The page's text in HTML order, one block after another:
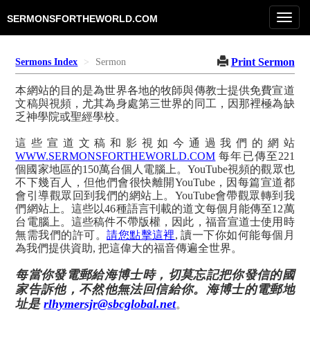
SERMONSFORTHEWORLD.COM
Sermons Index Sermon Print Sermon
本網站的目的是為世界各地的牧師與傳教士提供免費宣道
文稿與視頻，尤其為身處第三世界的同工，因那裡極為缺
乏神學院或聖經學校。
這些宣道文稿和影視如今通過我們的網站
WWW.SERMONSFORTHEWORLD.COM 每年已傳至221
個國家地區的150萬台個人電腦上。YouTube視頻的觀眾也
不下幾百人，但他們會很快離開YouTube，因每篇宣道都
會引導觀眾回到我們的網站上。YouTube會帶觀眾轉到我
們網站上。這些以46種語言刊載的道文每個月能傳至12萬
台電腦上。這些稿件不帶版權，因此，福音宣道士使用時
無需我們的許可。請您點擊這裡, 讀一下你如何能每個月
為我們提供資助, 把這偉大的福音傳遍全世界。
每當你發電郵給海博士時，切莫忘記把你發信的國
家告訴他，不然他無法回信給你。海博士的電郵地
址是rlhymersjr@sbcglobal.net。